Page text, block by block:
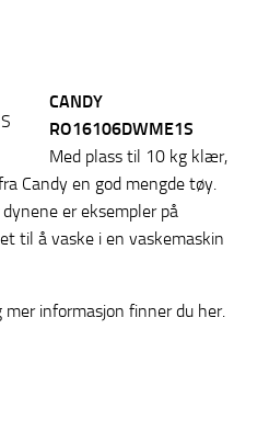
CANDY
RO16106DWME1S
Med plass til 10 kg klær,
Candy en god mengde tøy.
er eksempler på
til å vaske i en vaskemaskin
informasjon finner du her.